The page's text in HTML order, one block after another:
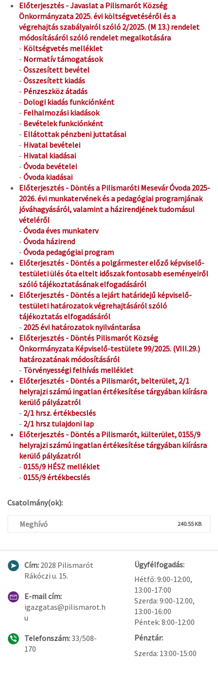
Előterjesztés - Javaslat a Pilismarót Község
Önkormányzata 2025. évi költségvetéséről és a
végrehajtás szabályairól szóló 2/2025. (M 13.) rendelet
módosításáról szóló rendelet megalkotására
- Költségvetés melléklet
- Normatív támogatások
- Összesített bevétel
- Összesített kiadás
- Pénzeszköz átadás
- Dologi kiadás funkciónként
- Felhalmozási kiadások
- Bevételek funkciónként
- Ellátottak pénzbeni juttatásai
- Hivatal bevételei
- Hivatal kiadásai
- Óvoda bevételei
- Óvoda kiadásai
Előterjesztés - Döntés a Pilismaróti Mesevár Óvoda 2025-
2026. évi munkatervének és a pedagógiai programjának
jóváhagyásáról, valamint a házirendjének tudomásul
vételéről
- Óvoda éves munkaterv
- Óvoda házirend
- Óvoda pedagógiai program
Előterjesztés - Döntés a polgármester előző képviselő-
testületi ülés óta eltelt időszak fontosabb eseményeiről
szóló tájékoztatásának elfogadásáról
Előterjesztés - Döntés a lejárt határidejű képviselő-
testületi határozatok végrehajtásáról szóló
tájékoztatás elfogadásáról
- 2025 évi határozatok nyilvántarása
Előterjesztés - Döntés Pilismarót Község
Önkormányzata Képviselő-testülete 99/2025. (VIII.29.)
határozatának módosításáról
- Törvényességi felhívás melléklet
Előterjesztés - Döntés a Pilismarót, belterület, 2/1
helyrajzi számú ingatlan értékesítése tárgyában kiírásra
kerülő pályázatról
- 2/1 hrsz. értékbecslés
- 2/1 hrsz tulajdoni lap
Előterjesztés - Döntés a Pilismarót, külterület, 0155/9
helyrajzi számú ingatlan értékesítése tárgyában kiírásra
kerülő pályázatról
- 0155/9 HÉSZ melléklet
- 0155/9 értékbecslés
Csatolmány(ok):
Meghívó 240.55 KB
Cím: 2028 Pilismarót
Rákóczi u. 15.
E-mail cím:
igazgatas@pilismarot.h
u
Telefonszám:33/508-
170
Ügyfélfogadás:
Hétfő: 9:00-12:00,
13:00-17:00
Szerda: 9:00-12.00,
13:00-16:00
Péntek: 8:00-12:00
Pénztár:
Szerda: 13:00-15:00